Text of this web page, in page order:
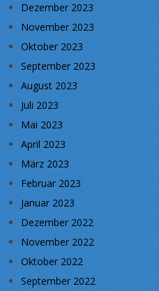
Dezember 2023
November 2023
Oktober 2023
September 2023
August 2023
Juli 2023
Mai 2023
April 2023
März 2023
Februar 2023
Januar 2023
Dezember 2022
November 2022
Oktober 2022
September 2022